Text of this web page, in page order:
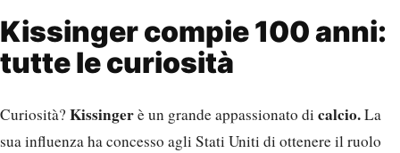
Kissinger compie 100 anni:
tutte le curiosità
Curiosità? Kissingerè un grande appassionato di calcio.La
sua influenza ha concesso agli Stati Uniti di ottenere il ruolo